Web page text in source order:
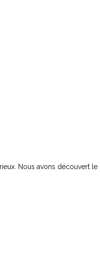
Nous avons découvert